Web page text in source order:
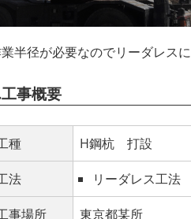
半径が必要なのでリーダレス
事概要
種 H鋼杭 打設
法 リーダレス工法
事場所 東京都某所